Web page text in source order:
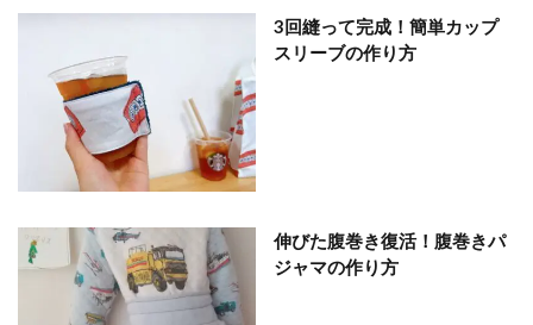
3回縫って完成！簡単カップ
スリーブの作り方
伸びた腹巻き復活！腹巻きパ
ジャマの作り方